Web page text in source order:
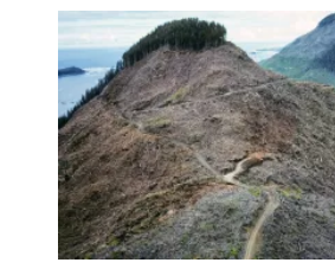
Explora la cultura creativa en
socioambiental con
facebook instagram
acerca
equipo